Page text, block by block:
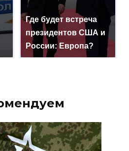
Где будет встреча
президентов США и
России: Европа?